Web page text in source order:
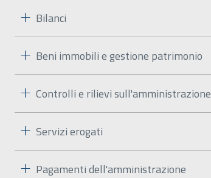
Bilanci
Beni immobili e gestione patrimonio
Controlli e rilievi sull'amministrazione
Servizi erogati
Pagamenti dell'amministrazione